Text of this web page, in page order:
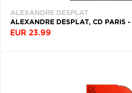
ALEXANDRE DESPLAT
ALEXANDRE DESPLAT, CD PARIS
EUR 23.99